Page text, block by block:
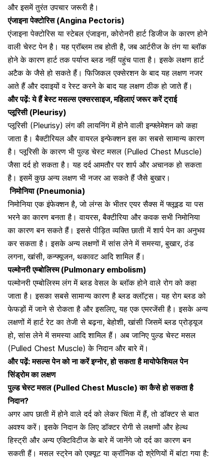
और इसमें तुरंत उपचार जरूरी है।
एंजाइना पेक्टोरिस (Angina Pectoris)
एंजाइना पेक्टोरिस या स्टेबल एंजाइना,कोरोनरी हार्ट डिजीज के कारण होने
वाली चेस्ट पेन है। यह प्रॉब्लम तब होती है, जब आर्टरीज के तंग या ब्लॉक
होने के कारण हार्ट तक पर्याप्त ब्लड नहीं पहुंच पाता है। इसके लक्षण हार्ट
अटैक के जैसे हो सकते हैं। फिजिकल एक्सेरशन के बाद यह लक्षण नजर
आते हैं और दवाइयों व रेस्ट करने के बाद यह लक्षण ठीक हो जाते हैं।
और पढ़ें:ये हैं बेस्ट मसल्स एक्सरसाइज, महिलाएं जरूर करें ट्राई
प्लूरिसी (Pleurisy)
प्लूरिसी (Pleurisy) लंग की लायनिंग में होने वाली इन्फ्लेमेशन को कहा
जाता है। बैक्टीरियल औरवायरल इन्फेक्शन इस का सबसे सामान्य कारण
है। प्लूरिसी के कारण भी पुल्ड चेस्ट मसल (Pulled Chest Muscle)
जैसा दर्द हो सकता है। यह दर्द आमतौर पर शार्प और अचानक हो सकता
है। इसमें कुछ अन्य लक्षण भी नजर आ सकते हैं जैसे बुखार।
निमोनिया (Pneumonia)
निमोनिया एक इंफेक्शन है, जो लंग्स के भीतर एयर सैक्स में फ्लूइड या पस
भरने का कारण बनता है। वायरस, बैक्टीरिया और कवक सभी निमोनिया
का कारण बन सकते हैं। इससे पीड़ित व्यक्ति छाती में शार्प पेन का अनुभव
कर सकता है। इसके अन्य लक्षणों में सांस लेने में समस्या,बुखार, ठंड
लगना, खांसी, कन्फ्यूजन, थकावट आदि शामिल हैं।
पल्मोनरी एम्बोलिस्म (Pulmonary embolism)
पल्मोनरी एम्बोलिस्म लंग में ब्लड वेसल के ब्लॉक होने वाले रोग को कहा
जाता है। इसका सबसेसामान्य कारण है ब्लड क्लॉट्स । यह रोग ब्लड को
फेफड़ों में जाने से रोकता है और इसलिए, यह एक एमरजेंसी है। इसके अन्य
लक्षणों में हार्ट रेट का तेजी से बढ़ना, बेहोशी, खांसी जिसमें ब्लड प्रोड्यूज
हो, सांस लेने में समस्या आदि शामिल हैं। अब जानिए पुल्ड चेस्ट मसल
(Pulled Chest Muscle) के निदान और बारे में।
और पढ़ें:मसल्स पेन को ना करें इग्नोर, हो सकता है मायोफेशियल पेन
सिंड्रोम का लक्षण
पुल्ड चेस्ट मसल (Pulled Chest Muscle) का कैसे हो सकता है
निदान?
अगर आप छाती में होने वाले दर्द को लेकर चिंता में हैं, तो डॉक्टर से बात
अवश्य करें। इसके निदान के लिए डॉक्टर रोगी से लक्षणों औरहेल्थ
हिस्ट्री और अन्य एक्टिविटीजके बारे में जानेंगे जो दर्द का कारण बन
सकती हैं। मसल स्ट्रेन को एक्यूट या क्रॉनिक दो श्रेणियों में बांटा गया है: